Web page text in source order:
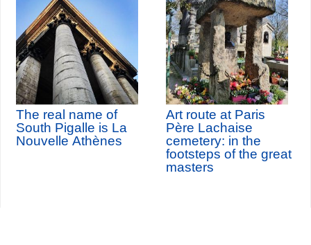
The real name of
South Pigalle is La
Nouvelle Athènes
Art route at Paris
Père Lachaise
cemetery: in the
footsteps of the great
masters